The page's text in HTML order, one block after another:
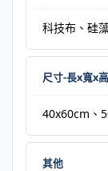
科技布、硅
尺寸-長x寬x
40x60cm、
其他